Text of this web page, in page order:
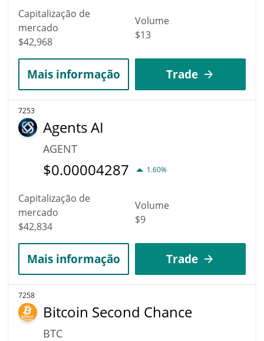
Capitalização de
mercado
$42,968
Volume
$13
Mais informação Trade
7253
Agents AI
AGENT
$0.00004287 1.60%
Capitalização de
mercado
$42,834
Volume
$9
Mais informação Trade
7258
Bitcoin Second Chance
BTC